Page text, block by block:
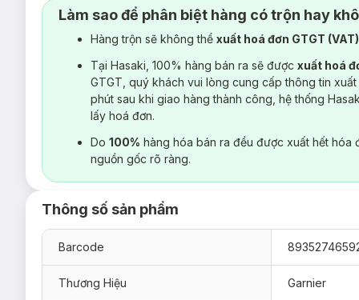
Làm sao để phân biệt hàng có trộn hay
Hàng trộn sẽ không thể xuất hoá đơn GTGT
Tại Hasaki, 100% hàng bán ra sẽ được xuất hoá
GTGT, quý khách vui lòng cung cấp thông tin
phút sau khi giao hàng thành công, hệ thống
lấy hoá đơn.
Do 100% hàng hóa bán ra đều được xuất hết hóa
nguồn gốc rõ ràng.
Thông số sản phẩm
Barcode
Thương Hiệu Garnier